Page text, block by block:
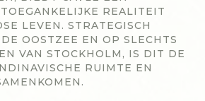
REALITEIT
LEVEN. STRATEGISCH
OOSTZEE EN OP SLECHTS
VAN STOCKHOLM, IS DIT DE
RUIMTE EN